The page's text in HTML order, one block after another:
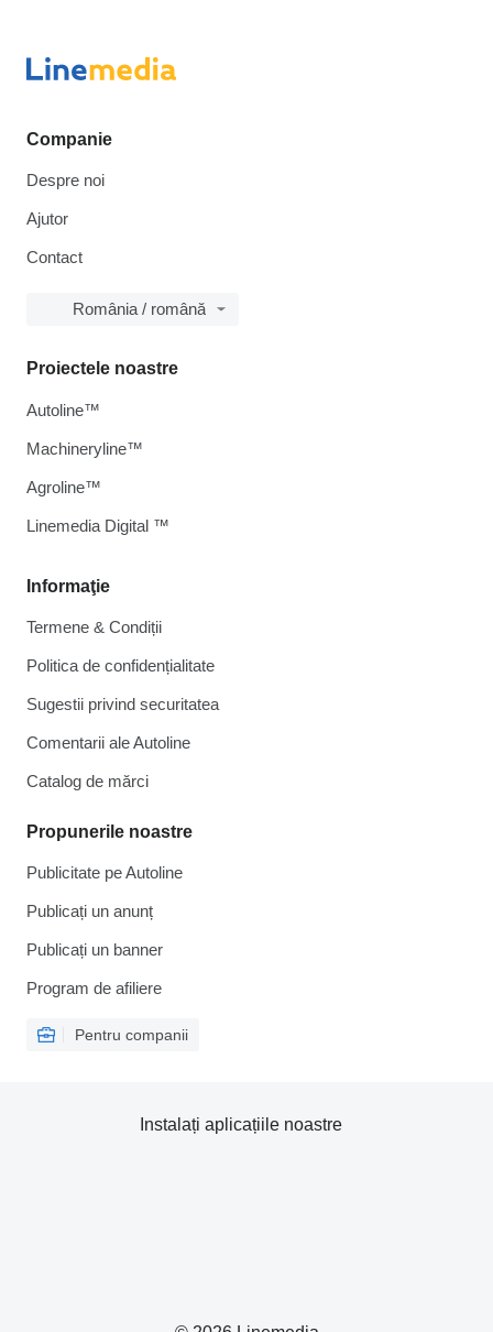
Companie
Despre noi
Ajutor
Contact
România / română
Informaţie
Termene & Condiții
Politica de confidențialitate
Sugestii privind securitatea
Comentarii ale Autoline
Catalog de mărcі
Propunerile noastre
Publicitate pe Autoline
Publicați un anunț
Publicați un banner
Program de afiliere
Pentru companii
Proiectele noastre
Autoline™
Machineryline™
Agroline™
Linemedia Digital ™
Instalați aplicațiile noastre